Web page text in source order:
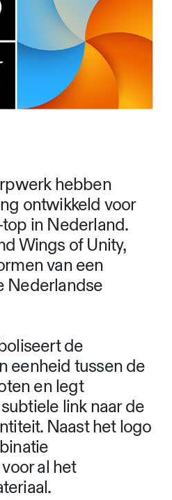
hebben
ontwikkeld voor
in Nederland.
Wings of Unity,
van een
Nederlandse
de
eenheid tussen de
en legt
link naar de
Naast het logo
al het